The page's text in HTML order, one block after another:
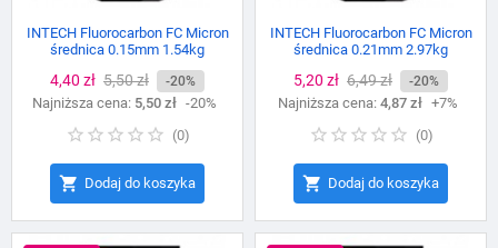
INTECH Fluorocarbon FC Micron
średnica 0.15mm 1.54kg
Cena
4,40 zł Cena
podstawowa
5,50 zł -20%
Najniższa cena: 5,50 zł -20%
(0)
 Dodaj do koszyka
INTECH Fluorocarbon FC Micron
średnica 0.21mm 2.97kg
Cena
5,20 zł Cena
podstawowa
6,49 zł -20%
Najniższa cena: 4,87 zł +7%
(0)
 Dodaj do koszyka